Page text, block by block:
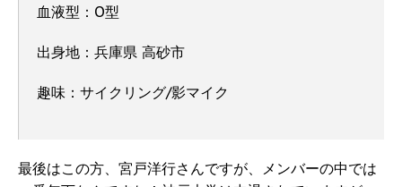
血液型：O型
出身地：兵庫県 高砂市
趣味：サイクリング/影マイク
最後はこの方、宮戸洋行さんですが、メンバーの中では